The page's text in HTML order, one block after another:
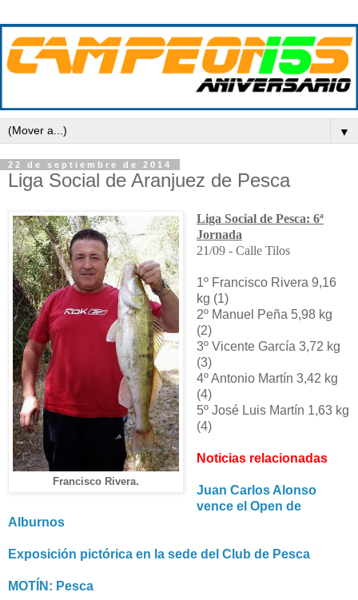
▼
22 de septiembre de 2014
Liga Social de Aranjuez de Pesca
Francisco Rivera.
Liga Social de Pesca: 6ª
Jornada
21/09 - Calle Tilos
1º Francisco Rivera 9,16
kg (1)
2º Manuel Peña 5,98 kg
(2)
3º Vicente García 3,72 kg
(3)
4º Antonio Martín 3,42 kg
(4)
5º José Luis Martín 1,63 kg
(4)
Noticias relacionadas
Juan Carlos Alonso
vence el Open de
Alburnos
Exposición pictórica en la sede del Club de Pesca
MOTÍN: Pesca